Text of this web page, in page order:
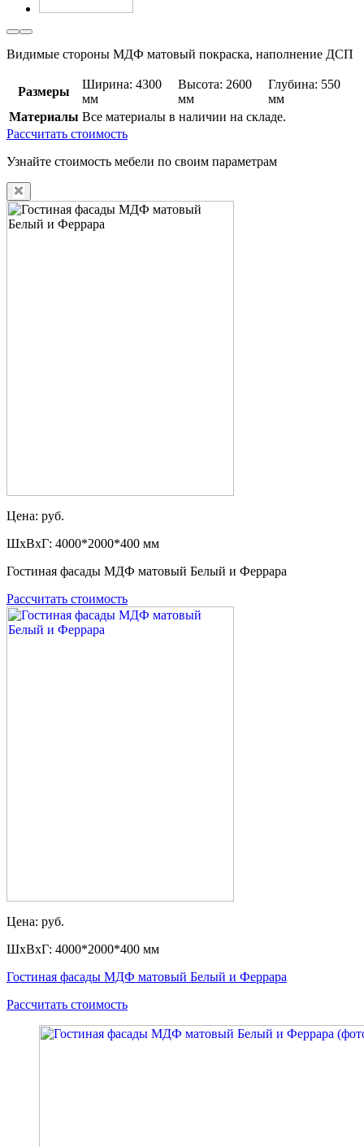
Видимые стороны МДФ матовый покраска, наполнение ДСП
Размеры
Ширина: 4300
мм
Высота: 2600
мм
Глубина: 550
мм
Материалы Все материалы в наличии на складе.
Рассчитать стоимость
Узнайте стоимость мебели по своим параметрам
Цена: руб.
ШxВxГ: 4000*2000*400 мм
Гостиная фасады МДФ матовый Белый и Феррара
Рассчитать стоимость
Цена: руб.
ШxВxГ: 4000*2000*400 мм
Гостиная фасады МДФ матовый Белый и Феррара
Рассчитать стоимость